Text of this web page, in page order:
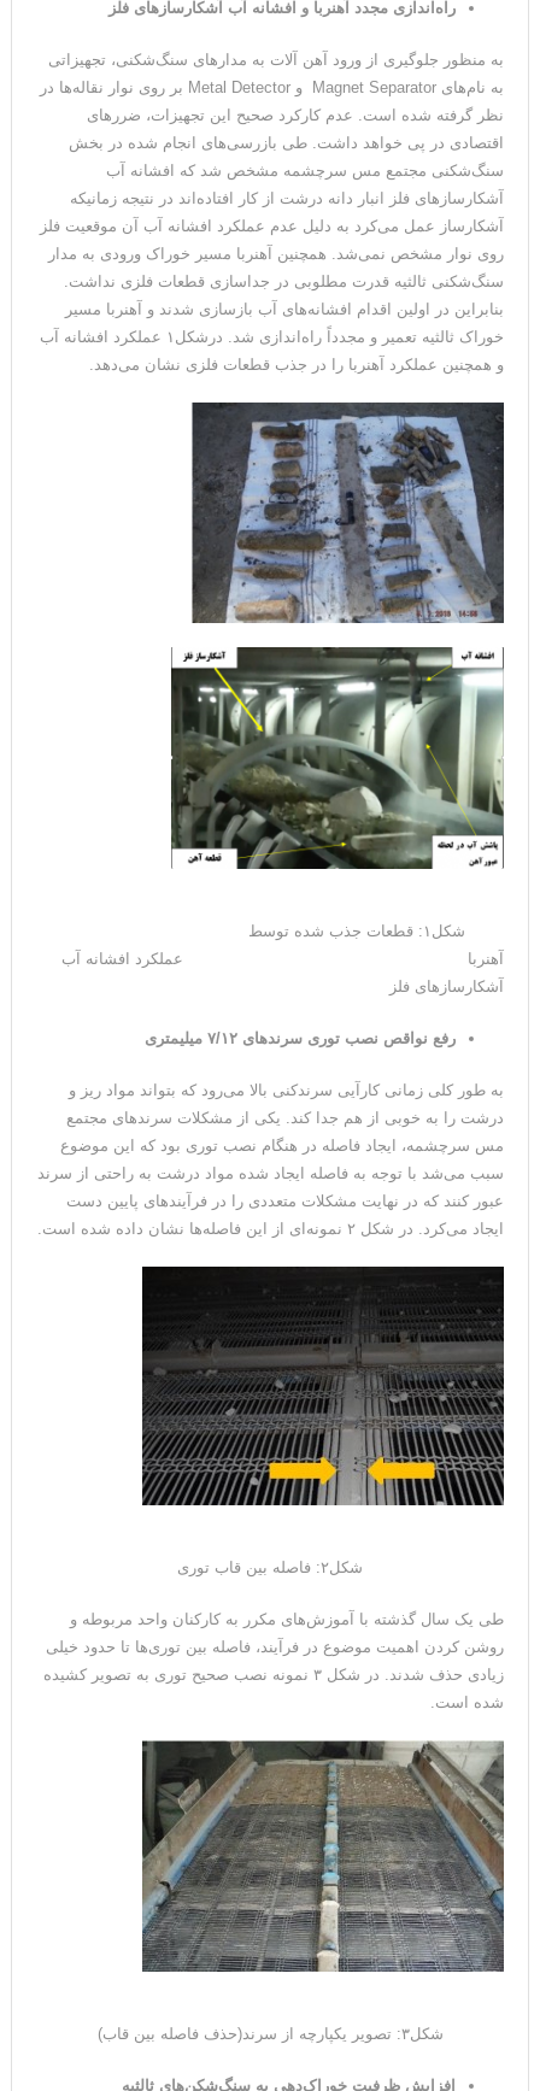
راه‌اندازی مجدد آهنربا و افشانه آب آشکارسازهای فلز
به منظور جلوگیری از ورود آهن آلات به مدارهای سنگ‌شکنی، تجهیزاتی
به نام‌های Magnet Separator و Metal Detector بر روی نوار نقاله‌ها در
نظر گرفته شده است. عدم کارکرد صحیح این تجهیزات، ضررهای
اقتصادی در پی خواهد داشت. طی بازرسی‌های انجام شده در بخش
سنگ‌شکنی مجتمع مس سرچشمه مشخص شد که افشانه آب
آشکارسازهای فلز انبار دانه درشت از کار افتاده‌اند در نتیجه زمانیکه
آشکارساز عمل می‌کرد به دلیل عدم عملکرد افشانه آب آن موقعیت فلز
روی نوار مشخص نمی‌شد. همچنین آهنربا مسیر خوراک ورودی به مدار
سنگ‌شکنی ثالثیه قدرت مطلوبی در جداسازی قطعات فلزی نداشت.
بنابراین در اولین اقدام افشانه‌های آب بازسازی شدند و آهنربا مسیر
خوراک ثالثیه تعمیر و مجدداً راه‌اندازی شد. درشکل۱ عملکرد افشانه آب
و همچنین عملکرد آهنربا را در جذب قطعات فلزی نشان می‌دهد.
شکل۱: قطعات جذب شده توسط
آهنربا عملکرد افشانه آب
آشکارسازهای فلز
رفع نواقص نصب توری‌ سرندهای ۷/۱۲ میلیمتری
به طور کلی زمانی کارآیی سرندکنی بالا می‌رود که بتواند مواد ریز و
درشت را به خوبی از هم جدا کند. یکی از مشکلات سرندهای مجتمع
مس سرچشمه، ایجاد فاصله در هنگام نصب توری بود که این موضوع
سبب می‌شد با توجه به فاصله ایجاد شده مواد درشت به راحتی از سرند
عبور کنند که در نهایت مشکلات متعددی را در فرآیندهای پایین دست
ایجاد می‌کرد. در شکل ۲ نمونه‌ای از این فاصله‌ها نشان داده شده است.
شکل۲: فاصله بین قاب توری
طی یک سال گذشته با آموزش‌های مکرر به کارکنان واحد مربوطه و
روشن کردن اهمیت موضوع در فرآیند، فاصله بین توری‌ها تا حدود خیلی
زیادی حذف شدند. در شکل ۳ نمونه نصب صحیح توری به تصویر کشیده
شده است.
شکل۳: تصویر یکپارچه از سرند(حذف فاصله بین قاب)
افزایش ظرفیت خوراک‌دهی به سنگ‌شکن‌های ثالثیه